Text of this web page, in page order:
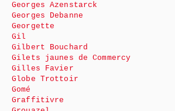
Georges Azenstarck
Georges Debanne
Georgette
Gil
Gilbert Bouchard
Gilets jaunes de Commercy
Gilles Favier
Globe Trottoir
Gomé
Graffitivre